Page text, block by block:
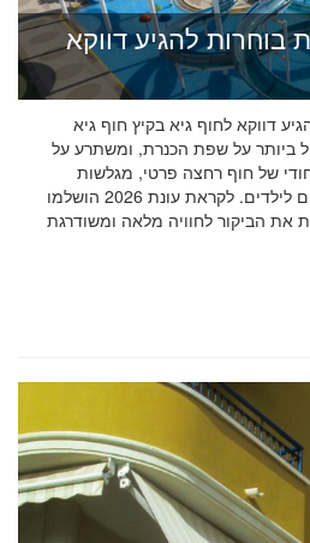
להגיע דווקא
דווקא לחוף גיא בקיץ חוף גיא
ביותר על שפת הכנרת, ומשתרע על
ייחודי של חוף רחצה פרטי, מגלשות
אקסטרים, בריכת גלים ומתקנים לילדים. לקראת עונת 2026 הושלמו
את הביקור לחוויה מלאה ומשודרגת